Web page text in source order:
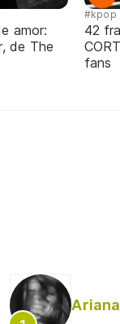
amor:
de The
#kpop
42
fans